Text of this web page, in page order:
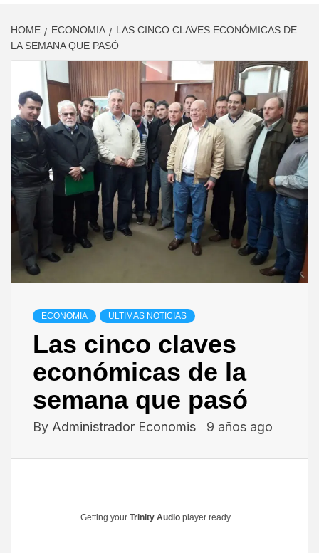
HOME ECONOMIA
LAS CINCO CLAVES ECONÓMICAS DE
LA SEMANA QUE PASÓ
ECONOMIA ULTIMAS NOTICIAS
Las cinco claves
económicas de la
semana que pasó
By Administrador Economis 9 años ago
Getting your Trinity Audio player ready...